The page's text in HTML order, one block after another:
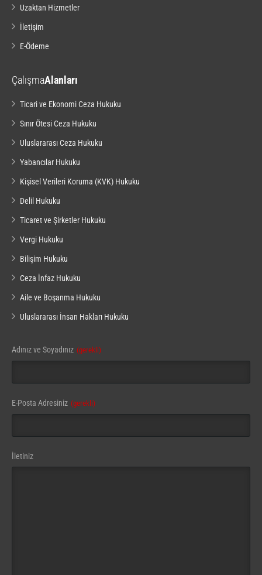
Uzaktan Hizmetler
İletişim
E-Ödeme
ÇalışmaAlanları
Ticari ve Ekonomi Ceza Hukuku
Sınır Ötesi Ceza Hukuku
Uluslararası Ceza Hukuku
Yabancılar Hukuku
Kişisel Verileri Koruma (KVK) Hukuku
Delil Hukuku
Ticaret ve Şirketler Hukuku
Vergi Hukuku
Bilişim Hukuku
Ceza İnfaz Hukuku
Aile ve Boşanma Hukuku
Uluslararası İnsan Hakları Hukuku
Adınız ve Soyadınız (gerekli)
E-Posta Adresiniz (gerekli)
Company
Name (gerekli)
İletiniz